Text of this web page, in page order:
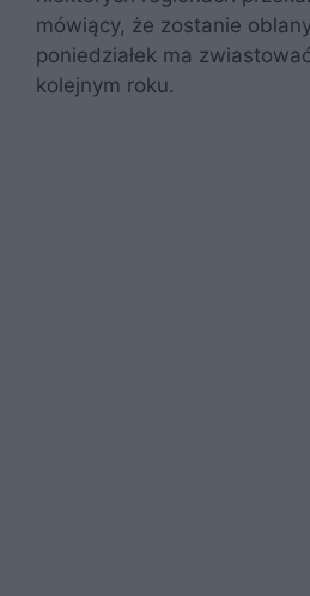
mówiący, że zostanie
poniedziałek ma
kolejnym roku.